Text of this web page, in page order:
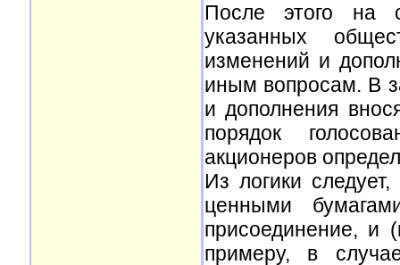
После этого на
указанных
изменений и
иным вопросам. В
и дополнения
порядок
акционеров
Из логики
ценными
присоединение, и
примеру, в